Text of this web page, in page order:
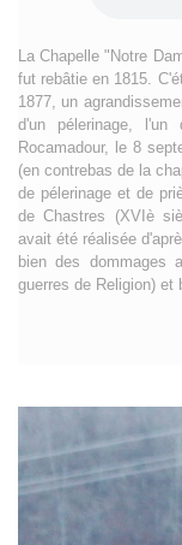
La Chapelle "Notre
fut rebâtie en 1815.
1877, un
d'un pélerinage,
Rocamadour, le 8
(en contrebas de la
de pélerinage et de
de Chastres (XVIè
avait été réalisée
bien des dommages
guerres de Religion) et